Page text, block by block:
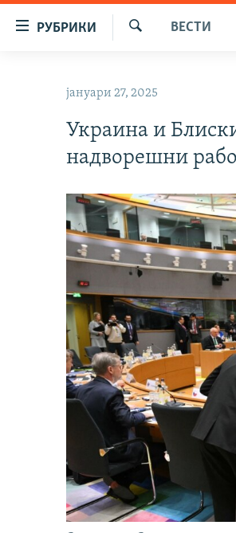
содржината
пребарување
РУБРИКИ
ВИЗУЕЛНО
ПРИЈАВИ СЕ ЗА ЊУЗЛЕТЕР
ПОДКАСТ ЗОШТО?
ВЕСТИ
јануари 27, 2025
Украина и
надворешни